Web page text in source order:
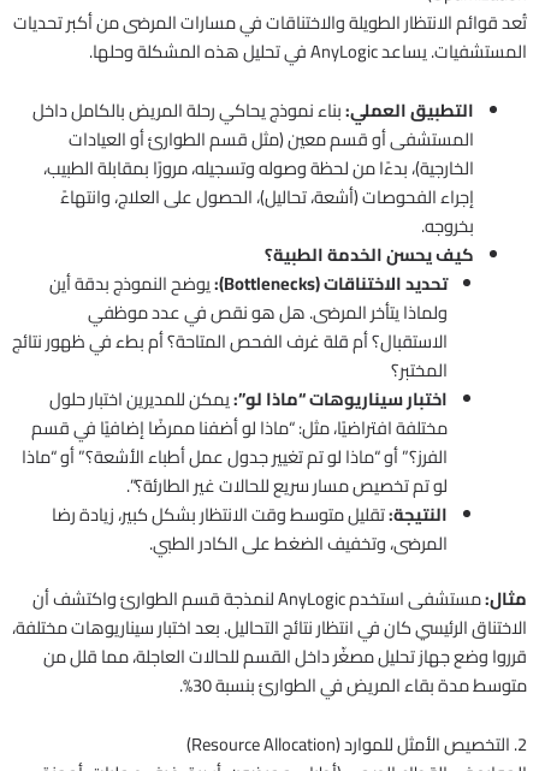
تُعد قوائم الانتظار الطويلة والاختناقات في مسارات المرضى من أكبر تحديات
المستشفيات. يساعد AnyLogic في تحليل هذه المشكلة وحلها.
التطبيق العملي:بناء نموذج يحاكي رحلة المريض بالكامل داخل
المستشفى أو قسم معين (مثل قسم الطوارئ أو العيادات
الخارجية)، بدءًا من لحظة وصوله وتسجيله، مرورًا بمقابلة الطبيب،
إجراء الفحوصات (أشعة، تحاليل)، الحصول على العلاج، وانتهاءً
بخروجه.
كيف يحسن الخدمة الطبية؟
تحديد الاختناقات (Bottlenecks):
يوضح النموذج بدقة أين
ولماذا يتأخر المرضى. هل هو نقص في عدد موظفي
الاستقبال؟ أم قلة غرف الفحص المتاحة؟ أم بطء في ظهور نتائج
المختبر؟
اختبار سيناريوهات “ماذا لو”:يمكن للمديرين اختبار حلول
مختلفة افتراضيًا، مثل: “ماذا لو أضفنا ممرضًا إضافيًا في قسم
الفرز؟” أو “ماذا لو تم تغيير جدول عمل أطباء الأشعة؟” أو “ماذا
لو تم تخصيص مسار سريع للحالات غير الطارئة؟”.
النتيجة:تقليل متوسط وقت الانتظار بشكل كبير، زيادة رضا
المرضى، وتخفيف الضغط على الكادر الطبي.
مثال:
مستشفى استخدم AnyLogic لنمذجة قسم الطوارئ واكتشف أن
الاختناق الرئيسي كان في انتظار نتائج التحاليل. بعد اختبار سيناريوهات مختلفة،
قرروا وضع جهاز تحليل مصغّر داخل القسم للحالات العاجلة، مما قلل من
متوسط مدة بقاء المريض في الطوارئ بنسبة 30%.
2. التخصيص الأمثل للموارد (Resource Allocation)